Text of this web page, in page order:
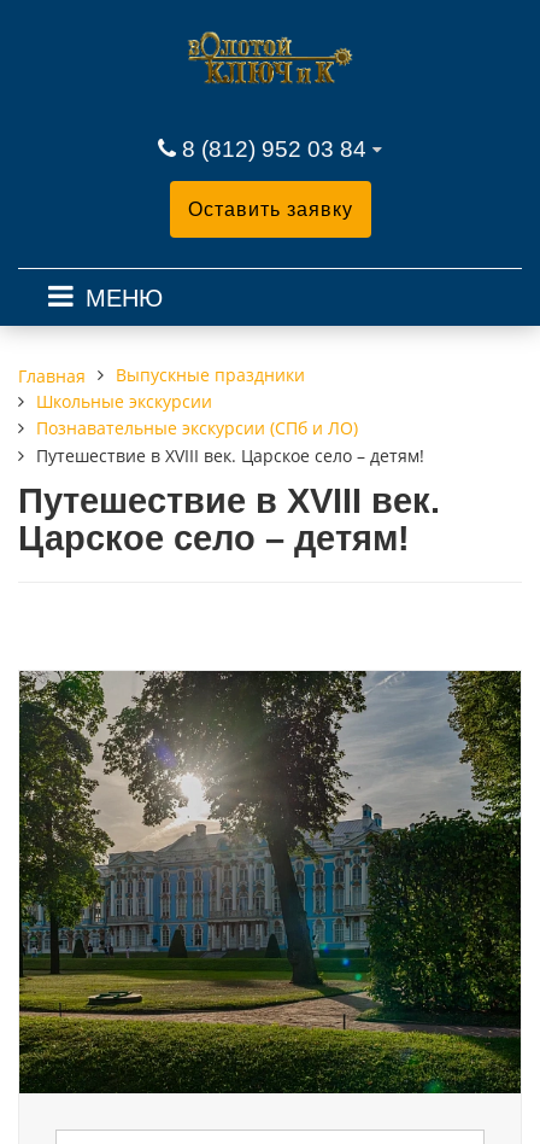
8 (812) 952 03 84
Оставить заявку
МЕНЮ
Главная
Выпускные праздники
Школьные экскурсии
Познавательные экскурсии (СПб и ЛО)
Путешествие в ХVIII век. Царское село – детям!
Путешествие в ХVIII век.
Царское село – детям!